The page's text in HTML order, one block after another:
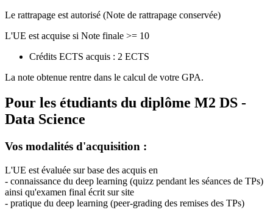
Le rattrapage est autorisé (Note de rattrapage conservée)
L'UE est acquise si Note finale >= 10
Crédits ECTS acquis : 2 ECTS
La note obtenue rentre dans le calcul de votre GPA.
Pour les étudiants du diplôme M2 DS -
Data Science
Vos modalités d'acquisition :
L'UE est évaluée sur base des acquis en
- connaissance du deep learning (quizz pendant les séances de TPs)
ainsi qu'examen final écrit sur site
- pratique du deep learning (peer-grading des remises des TPs)